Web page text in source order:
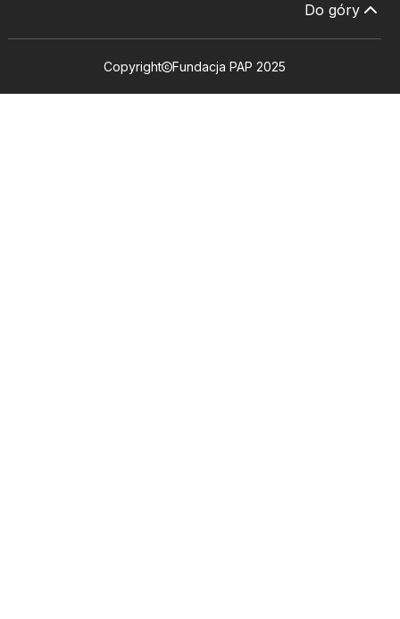
Do góry
Copyright Fundacja PAP 2025